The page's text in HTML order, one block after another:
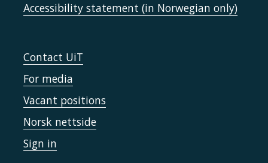
Accessibility statement (in Norwegian only)
Contact UiT
For media
Vacant positions
Norsk nettside
Sign in